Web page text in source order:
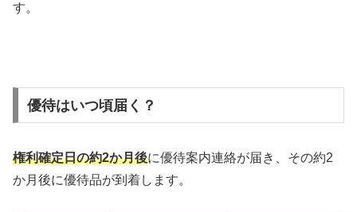
す。
優待はいつ頃届く？
権利確定日の約2か月後に優待案内連絡が届き、その約2
か月後に優待品が到着します。